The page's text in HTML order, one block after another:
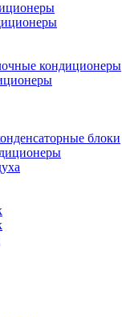
кондиционеры
блоки